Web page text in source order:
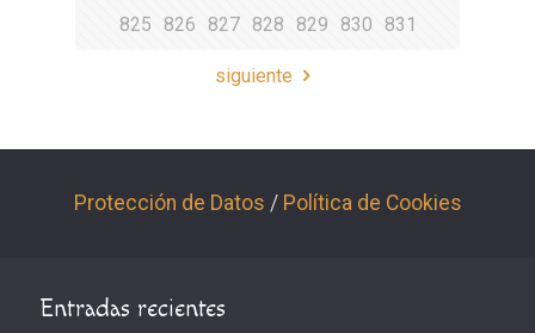
825
826 827 828 829 830 831
siguiente
Protección de Datos / Política de Cookies
Entradas recientes